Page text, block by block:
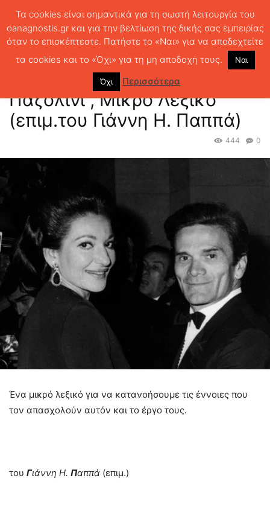
ΠΙΕΡ ΠΑΟΛΟ ΠΑΖΟΛΙΝΙ
ΑΦΙΕΡΩΜΑ 4,
Πιερ Πάολο Παζολίνι , Μικρό Λεξικό (επιμ.του Γιάννη Η. Παππά)
ΑΦΙΕΡΩΜΑ 4, Πιερ Πάολο
Παζολίνι , Μικρό Λεξικό
(επιμ.του Γιάννη Η. Παππά)
0
444
Ένα μικρό λεξικό για να κατανοήσουμε τις έννοιες που
τον απασχολούν αυτόν και το έργο τους.
του Γιάννη Η. Παππά (επιμ.)
Τα cookies είναι σημαντικά για τη σωστή λειτουργία του
oanagnostis.gr και για την βελτίωση της δικής σας εμπειρίας
όταν το επισκέπτεστε. Πατήστε το «Ναι» για να αποδεχτείτε
τα cookies και το «Όχι» για τη μη αποδοχή τους.
Ναι
Όχι Περισσότερα